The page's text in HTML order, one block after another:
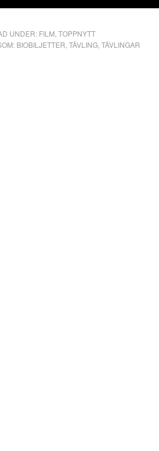
UNDER: FILM TOPPNYTT
BIOBILJETTER TÄVLING TÄVLINGAR